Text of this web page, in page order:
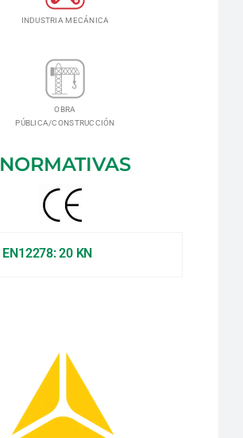
INDUSTRIA MECÁNICA
OBRA
PÚBLICA/CONSTRUCCIÓN
NORMATIVAS
EN12278: 20 KN